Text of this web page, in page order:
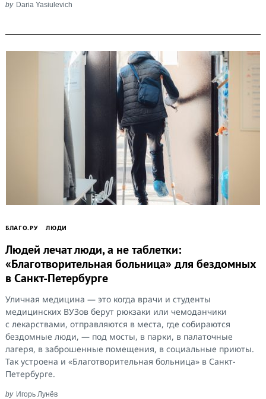
by Daria Yasiulevich
БЛАГО.РУ ЛЮДИ
Людей лечат люди, а не таблетки:
«Благотворительная больница» для бездомных
в Санкт-Петербурге
Уличная медицина — это когда врачи и студенты
медицинских ВУЗов берут рюкзаки или чемоданчики
с лекарствами, отправляются в места, где собираются
бездомные люди, — под мосты, в парки, в палаточные
лагеря, в заброшенные помещения, в социальные приюты.
Так устроена и «Благотворительная больница» в Санкт-
Петербурге.
by Игорь Лунёв